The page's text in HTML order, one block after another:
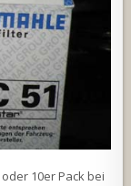
10er Pack bei